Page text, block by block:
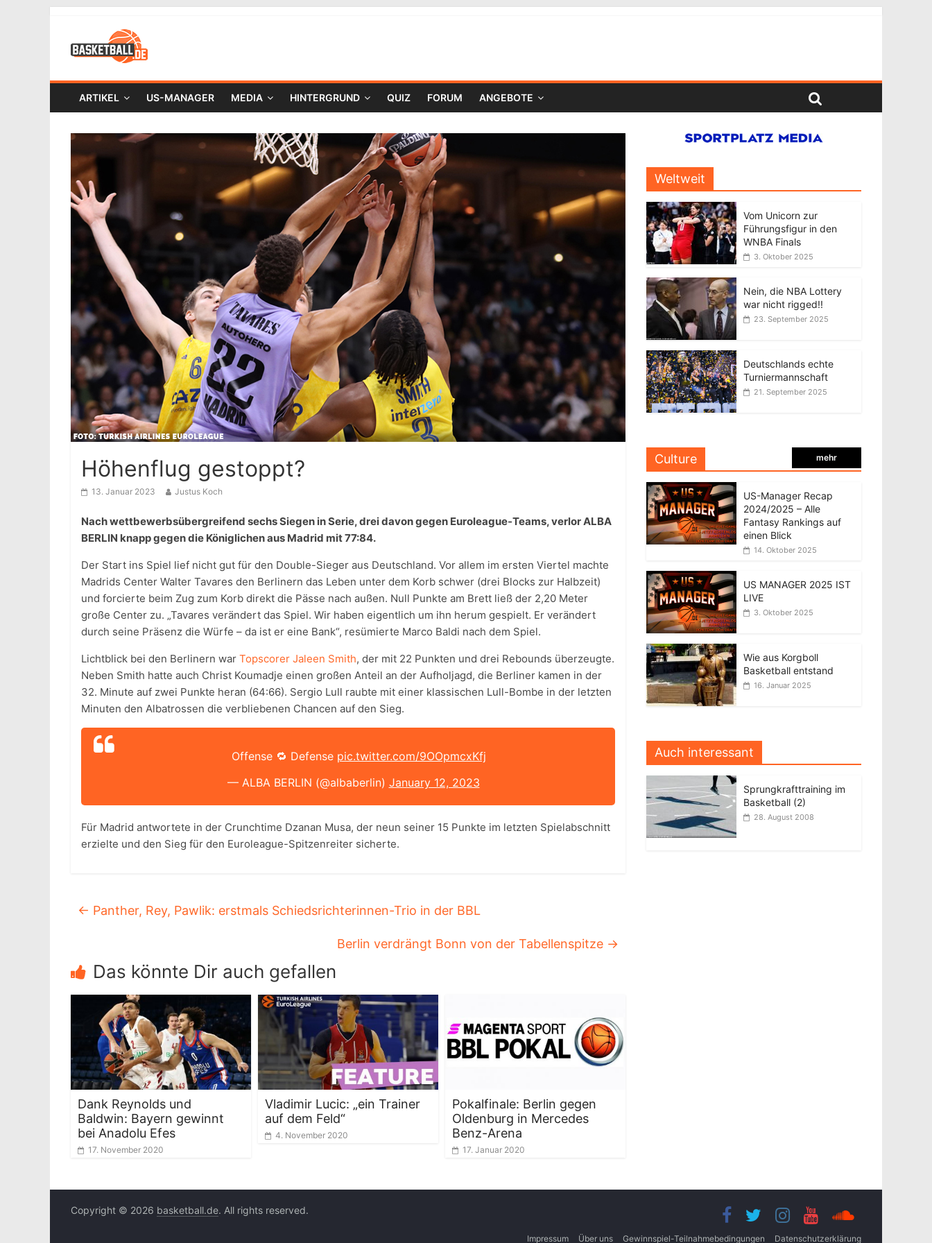
ARTIKEL US-MANAGER MEDIA HINTERGRUND QUIZ FORUM ANGEBOTE
Höhenflug gestoppt?
13. Januar 2023 Justus Koch
Nach wettbewerbsübergreifend sechs Siegen in Serie, drei davon gegen Euroleague-Teams, verlor ALBA
BERLIN knapp gegen die Königlichen aus Madrid mit 77:84.
Der Start ins Spiel lief nicht gut für den Double-Sieger aus Deutschland. Vor allem im ersten Viertel machte
Madrids Center Walter Tavares den Berlinern das Leben unter dem Korb schwer (drei Blocks zur Halbzeit)
und forcierte beim Zug zum Korb direkt die Pässe nach außen. Null Punkte am Brett ließ der 2,20 Meter
große Center zu. „Tavares verändert das Spiel. Wir haben eigentlich um ihn herum gespielt. Er verändert
durch seine Präsenz die Würfe – da ist er eine Bank“, resümierte Marco Baldi nach dem Spiel.
Lichtblick bei den Berlinern war Topscorer Jaleen Smith, der mit 22 Punkten und drei Rebounds überzeugte.
Neben Smith hatte auch Christ Koumadje einen großen Anteil an der Aufholjagd, die Berliner kamen in der
32. Minute auf zwei Punkte heran (64:66). Sergio Lull raubte mit einer klassischen Lull-Bombe in der letzten
Minuten den Albatrossen die verbliebenen Chancen auf den Sieg.
Offense 🔁 Defense pic.twitter.com/9OOpmcxKfj
— ALBA BERLIN (@albaberlin) January 12, 2023
Für Madrid antwortete in der Crunchtime Dzanan Musa, der neun seiner 15 Punkte im letzten Spielabschnitt
erzielte und den Sieg für den Euroleague-Spitzenreiter sicherte.
← Panther, Rey, Pawlik: erstmals Schiedsrichterinnen-Trio in der BBL
Berlin verdrängt Bonn von der Tabellenspitze →
Das könnte Dir auch gefallen
Dank Reynolds und
Baldwin: Bayern gewinnt
bei Anadolu Efes
17. November 2020
Vladimir Lucic: „ein Trainer
auf dem Feld“
4. November 2020
Pokalfinale: Berlin gegen
Oldenburg in Mercedes
Benz-Arena
17. Januar 2020
Weltweit
Vom Unicorn zur
Führungsfigur in den
WNBA Finals
3. Oktober 2025
Nein, die NBA Lottery
war nicht rigged!!
23. September 2025
Deutschlands echte
Turniermannschaft
21. September 2025
Culture mehr
US-Manager Recap
2024/2025 – Alle
Fantasy Rankings auf
einen Blick
14. Oktober 2025
US MANAGER 2025 IST
LIVE
3. Oktober 2025
Wie aus Korgboll
Basketball entstand
16. Januar 2025
Auch interessant
Sprungkrafttraining im
Basketball (2)
28. August 2008
Impressum Über uns Gewinnspiel-Teilnahmebedingungen Datenschutzerklärung
Copyright © 2026 basketball.de. All rights reserved.